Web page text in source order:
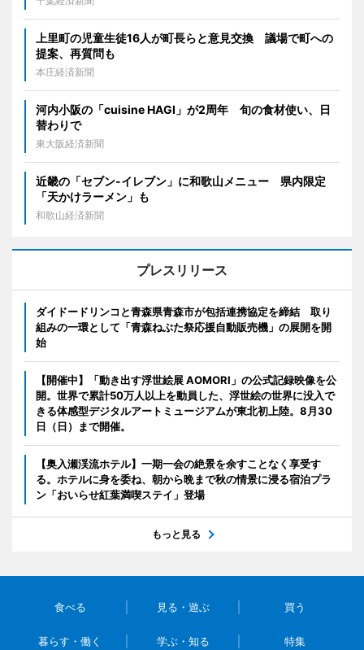
上里町の児童生徒16人が町長らと意見交換 議場で町への
提案、再質問も
本庄経済新聞
河内小阪の「cuisine HAGI」が2周年 旬の食材使い、日
替わりで
東大阪経済新聞
近畿の「セブン-イレブン」に和歌山メニュー 県内限定
「天かけラーメン」も
和歌山経済新聞
プレスリリース
ダイドードリンコと青森県青森市が包括連携協定を締結 取り
組みの一環として「青森ねぶた祭応援自動販売機」の展開を開
始
【開催中】「動き出す浮世絵展 AOMORI」の公式記録映像を公
開。世界で累計50万人以上を動員した、浮世絵の世界に没入で
きる体感型デジタルアートミュージアムが東北初上陸。8月30
日（日）まで開催。
【奥入瀬渓流ホテル】一期一会の絶景を余すことなく享受す
る。ホテルに身を委ね、朝から晩まで秋の情景に浸る宿泊プラ
ン「おいらせ紅葉満喫ステイ」登場
もっと見る
食べる 見る・遊ぶ 買う
暮らす・働く 学ぶ・知る 特集